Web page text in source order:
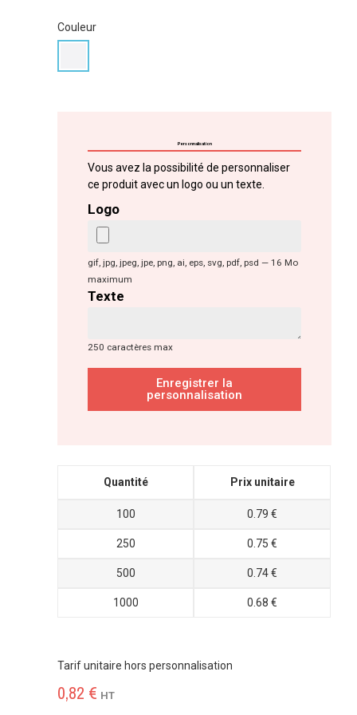
Couleur
Personnalisation
Vous avez la possibilité de personnaliser
ce produit avec un logo ou un texte.
Logo
gif, jpg, jpeg, jpe, png, ai, eps, svg, pdf, psd — 16 Mo
maximum
Texte
250 caractères max
Enregistrer la
personnalisation
Quantité Prix unitaire
100 0.79 €
250 0.75 €
500 0.74 €
1000 0.68 €
Tarif unitaire hors personnalisation
0,82 € HT